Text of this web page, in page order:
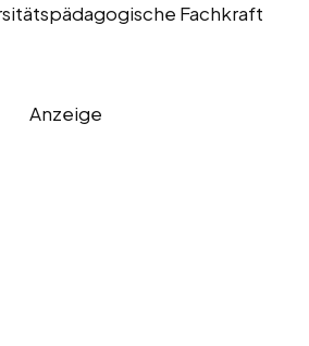
Fachkraft
Anzeige